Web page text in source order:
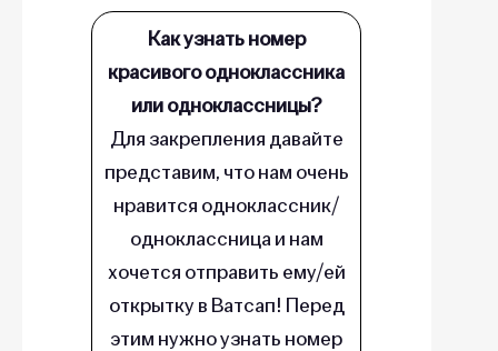
Как узнать номер
красивого одноклассника
или одноклассницы?
Для закрепления давайте
представим, что нам очень
нравится одноклассник/
одноклассница и нам
хочется отправить ему/ей
открытку в Ватсап! Перед
этим нужно узнать номер